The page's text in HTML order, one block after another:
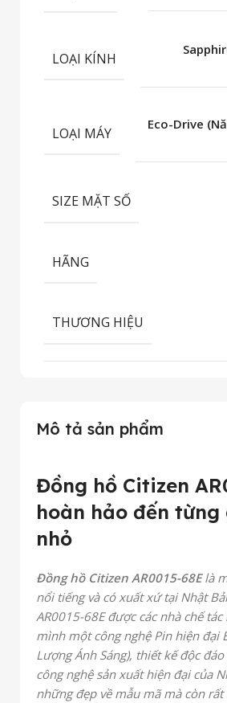
Mô tả sản phẩm
Đồng hồ Citizen
hoàn hảo đến
nhỏ
Đồng hồ Citizen AR0015-68Elà
nổi tiếng và có xuất xứ tại Nhật
AR0015-68E được các nhà chế
mình một công nghệ Pin hiện đại
Lượng Ánh Sáng), thiết kế độc
công nghệ sản xuất hiện đại của
những đẹp về mẫu mã mà còn
LOẠI KÍNH
LOẠI MÁY
Eco-Drive
SIZE MẶT SỐ
HÃNG
THƯƠNG HIỆU